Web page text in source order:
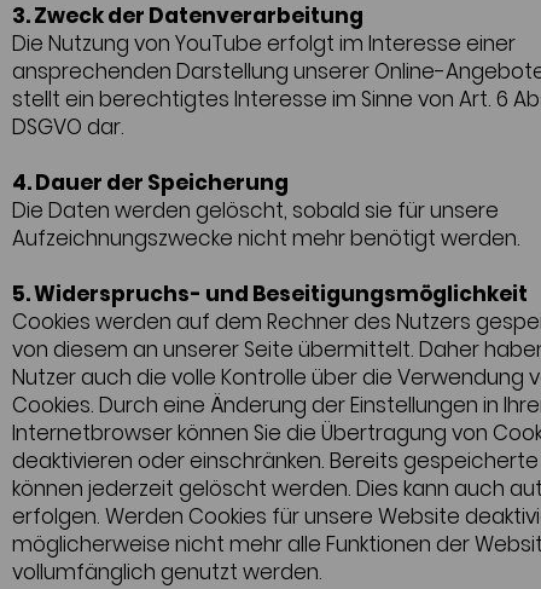
3. Zweck der Datenverarbeitung
Die Nutzung von YouTube erfolgt im Interesse einer
ansprechenden Darstellung unserer Online-
stellt ein berechtigtes Interesse im Sinne von Art. 6
DSGVO dar.
4. Dauer der Speicherung
Die Daten werden gelöscht, sobald sie für unsere
Aufzeichnungszwecke nicht mehr benötigt werden.
5. Widerspruchs- und Beseitigungsmöglichkeit
Cookies werden auf dem Rechner des Nutzers
von diesem an unserer Seite übermittelt. Daher
Nutzer auch die volle Kontrolle über die Verwendung
Cookies. Durch eine Änderung der Einstellungen in
Internetbrowser können Sie die Übertragung von
deaktivieren oder einschränken. Bereits
können jederzeit gelöscht werden. Dies kann auch
erfolgen. Werden Cookies für unsere Website
möglicherweise nicht mehr alle Funktionen der
vollumfänglich genutzt werden.